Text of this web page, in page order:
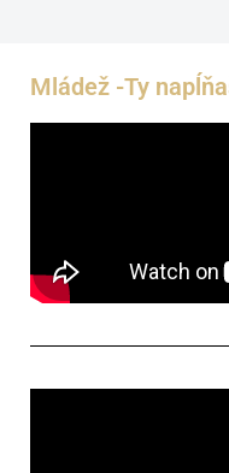
Mládež -Ty